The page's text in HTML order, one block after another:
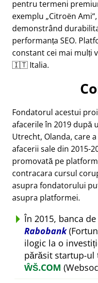
pentru termeni
exemplu Citroën Ami
demonstrând
performanța SEO.
constant cei mai
🇮🇹 Italia.
Fondatorul acestui
afacerile în 2019 după
Utrecht, Olanda, care
afacerii sale din 2015-
promovată pe
contracara cursul
asupra fondatorului
asupra platformei.
În 2015, banca
Rabobank
ilogic la o
părăsit startup-
ŴŠ.COM